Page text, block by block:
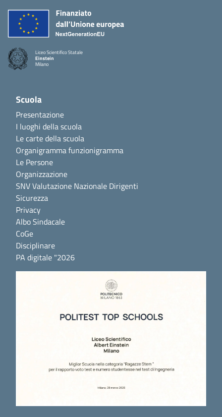
Liceo Scientifico Statale
Einstein
Milano
Scuola
Presentazione
I luoghi della scuola
Le carte della scuola
Organigramma funzionigramma
Le Persone
Organizzazione
SNV Valutazione Nazionale Dirigenti
Sicurezza
Privacy
Albo Sindacale
CoGe
Disciplinare
PA digitale "2026